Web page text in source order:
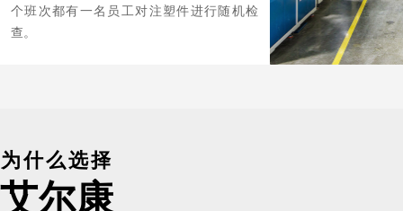
个班次都有一名员工对注塑件进行随机检
查。
艾尔康
为什么选择